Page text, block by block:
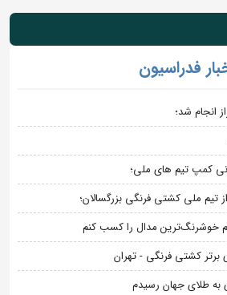
فدراسیون
انجام شد؛
تیم ملی کشتی فرنگی بزرگسالان؛
خوشرنگ‌ترین مدال را کسب کنم
برتر کشتی فرنگی - تهران
به طلای جهان رسیدم